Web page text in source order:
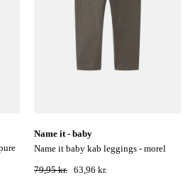
name it - baby
name it baby kab leggings - morel
79,95 kr. 63,96 kr.